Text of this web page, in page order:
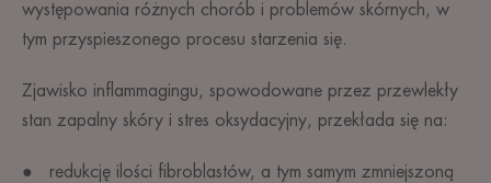
występowania różnych chorób i problemów skórnych, w
tym przyspieszonego procesu starzenia się.
Zjawisko inflammagingu, spowodowane przez przewlekły
stan zapalny skóry i stres oksydacyjny, przekłada się na:
● redukcję ilości fibroblastów, a tym samym zmniejszoną